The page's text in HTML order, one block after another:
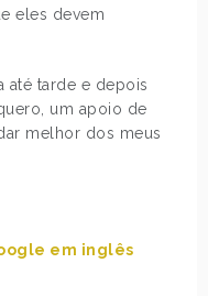
eles devem
até tarde e depois
um apoio de
melhor dos meus
em inglês